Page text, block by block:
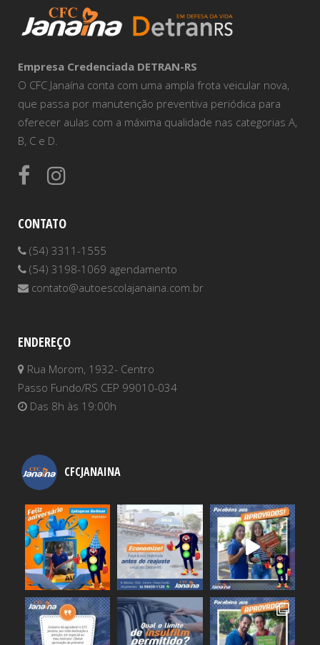
Empresa Credenciada DETRAN-RS
O CFC Janaína conta com uma ampla frota veicular nova,
que passa por manutenção preventiva periódica para
oferecer aulas com a máxima qualidade nas categorias A,
B, C e D.
CONTATO
(54) 3311-1555
(54) 3198-1069 agendamento
contato@autoescolajanaina.com.br
ENDEREÇO
Rua Morom, 1932- Centro
Passo Fundo/RS CEP 99010-034
Das 8h às 19:00h
CFCJANAINA